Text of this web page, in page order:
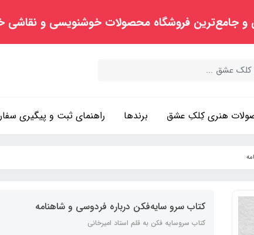
جامع‌ترین فروشگاه محصولات خوشنویسی و نقاشی
هنری کِلکِ عشق برندها راهنمای ثبت و پیگیری
کتاب سرو سایه‌فکن درباره فردوسی و شاهنامه
کتاب سروسایه فکن به قلم استاد امیرخانی